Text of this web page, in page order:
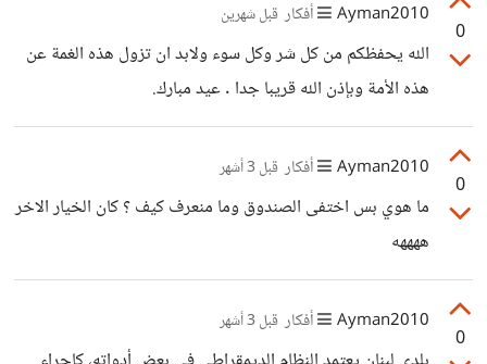
0
Ayman2010 أفكار قبل شهرين
الله يحفظكم من كل شر وكل سوء ولابد ان تزول هذه الغمة عن
هذه الأمة وبإذن الله قريبا جدا . عيد مبارك.
0
Ayman2010 أفكار قبل 3 أشهر
ما هوي بس اختفى الصندوق وما منعرف كيف ؟ كان الخيار الاخر
ههههه
0
Ayman2010 أفكار قبل 3 أشهر